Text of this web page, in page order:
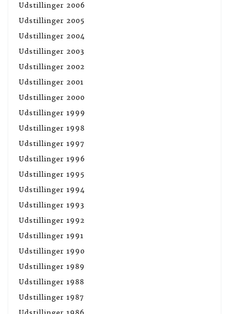
Udstillinger 2006
Udstillinger 2005
Udstillinger 2004
Udstillinger 2003
Udstillinger 2002
Udstillinger 2001
Udstillinger 2000
Udstillinger 1999
Udstillinger 1998
Udstillinger 1997
Udstillinger 1996
Udstillinger 1995
Udstillinger 1994
Udstillinger 1993
Udstillinger 1992
Udstillinger 1991
Udstillinger 1990
Udstillinger 1989
Udstillinger 1988
Udstillinger 1987